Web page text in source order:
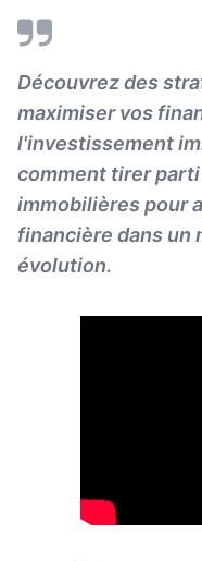
Découvrez des
maximiser vos
l'investissement
comment tirer
immobilières pour
financière dans un
évolution.